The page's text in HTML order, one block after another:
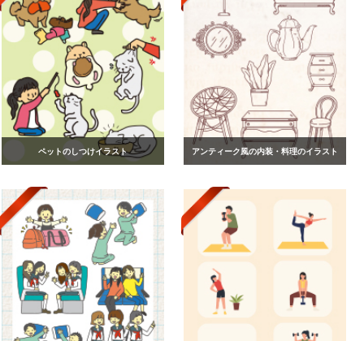
ペットのしつけイラスト アンティーク風の内装・料理のイラスト